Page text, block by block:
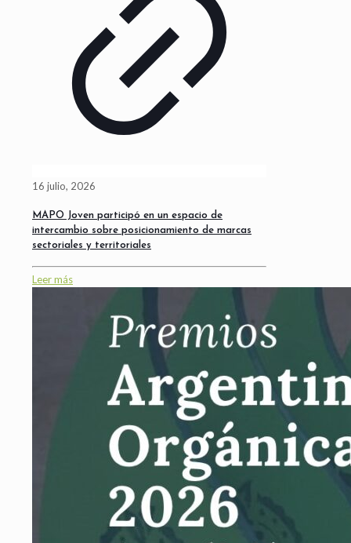
16 julio, 2026
MAPO Joven participó en un espacio de
intercambio sobre posicionamiento de marcas
sectoriales y territoriales
Leer más